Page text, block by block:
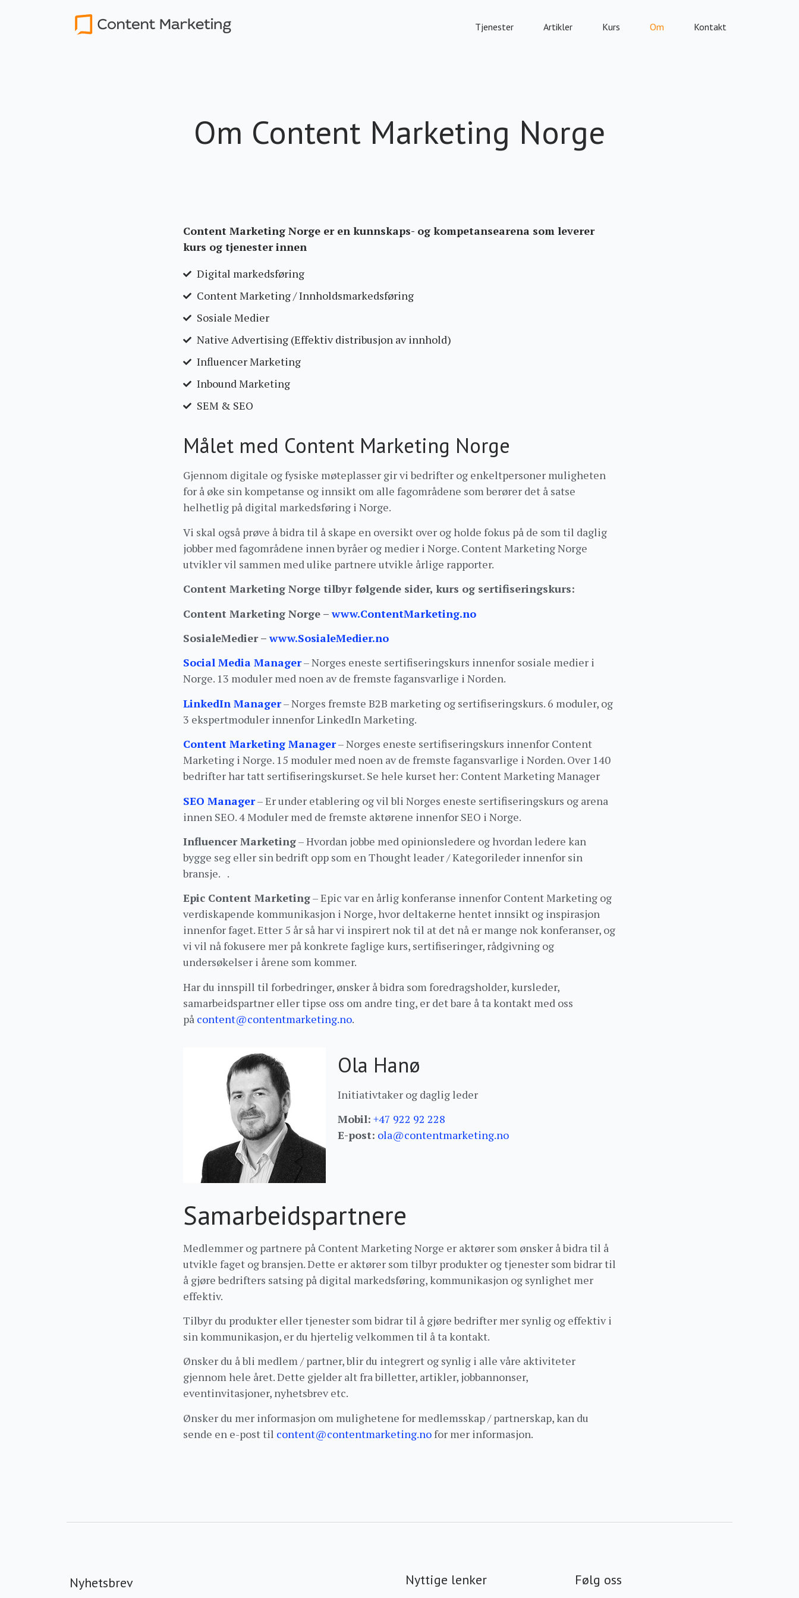
Tjenester Artikler Kurs Om Kontakt
Om Content Marketing Norge
Content Marketing Norge er en kunnskaps- og kompetansearena som leverer
kurs og tjenester innen
Digital markedsføring
Content Marketing / Innholdsmarkedsføring
Sosiale Medier
Native Advertising (Effektiv distribusjon av innhold)
Influencer Marketing
Inbound Marketing
SEM & SEO
Målet med Content Marketing Norge
Gjennom digitale og fysiske møteplasser gir vi bedrifter og enkeltpersoner muligheten
for å øke sin kompetanse og innsikt om alle fagområdene som berører det å satse
helhetlig på digital markedsføring i Norge.
Vi skal også prøve å bidra til å skape en oversikt over og holde fokus på de som til daglig
jobber med fagområdene innen byråer og medier i Norge. Content Marketing Norge
utvikler vil sammen med ulike partnere utvikle årlige rapporter.
Content Marketing Norge tilbyr følgende sider, kurs og sertifiseringskurs:
Content Marketing Norge –www.ContentMarketing.no
SosialeMedier –www.SosialeMedier.no
Social Media Manager– Norges eneste sertifiseringskurs innenfor sosiale medier i
Norge. 13 moduler med noen av de fremste fagansvarlige i Norden.
LinkedIn Manager– Norges fremste B2B marketing og sertifiseringskurs. 6 moduler, og
3 ekspertmoduler innenfor LinkedIn Marketing.
Content Marketing Manager– Norges eneste sertifiseringskurs innenfor Content
Marketing i Norge. 15 moduler med noen av de fremste fagansvarlige i Norden. Over 140
bedrifter har tatt sertifiseringskurset. Se hele kurset her: Content Marketing Manager
SEO Manager– Er under etablering og vil bli Norges eneste sertifiseringskurs og arena
innen SEO. 4 Moduler med de fremste aktørene innenfor SEO i Norge.
Influencer Marketing– Hvordan jobbe med opinionsledere og hvordan ledere kan
bygge seg eller sin bedrift opp som en Thought leader / Kategorileder innenfor sin
bransje. .
Epic Content Marketing– Epic var en årlig konferanse innenfor Content Marketing og
verdiskapende kommunikasjon i Norge, hvor deltakerne hentet innsikt og inspirasjon
innenfor faget. Etter 5 år så har vi inspirert nok til at det nå er mange nok konferanser, og
vi vil nå fokusere mer på konkrete faglige kurs, sertifiseringer, rådgivning og
undersøkelser i årene som kommer.
Har du innspill til forbedringer, ønsker å bidra som foredragsholder, kursleder,
samarbeidspartner eller tipse oss om andre ting, er det bare å ta kontakt med oss
på content@contentmarketing.no.
Ola Hanø
Initiativtaker og daglig leder
Mobil: +47 922 92 228
E-post: ola@contentmarketing.no
Samarbeidspartnere
Medlemmer og partnere på Content Marketing Norge er aktører som ønsker å bidra til å
utvikle faget og bransjen. Dette er aktører som tilbyr produkter og tjenester som bidrar til
å gjøre bedrifters satsing på digital markedsføring, kommunikasjon og synlighet mer
effektiv.
Tilbyr du produkter eller tjenester som bidrar til å gjøre bedrifter mer synlig og effektiv i
sin kommunikasjon, er du hjertelig velkommen til å ta kontakt.
Ønsker du å bli medlem / partner, blir du integrert og synlig i alle våre aktiviteter
gjennom hele året. Dette gjelder alt fra billetter, artikler, jobbannonser,
eventinvitasjoner, nyhetsbrev etc.
Ønsker du mer informasjon om mulighetene for medlemsskap / partnerskap, kan du
sende en e-post til content@contentmarketing.nofor mer informasjon.
Nyhetsbrev Nyttige lenker Følg oss